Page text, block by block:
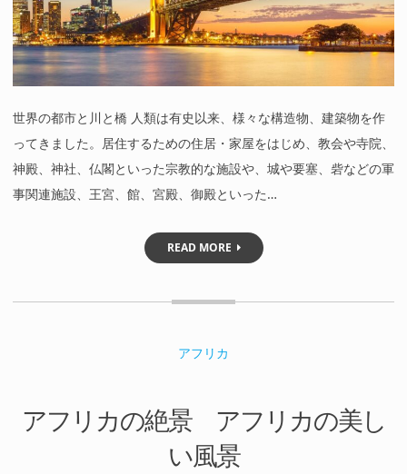
世界の都市と川と橋 人類は有史以来、様々な構造物、建築物を作
ってきました。居住するための住居・家屋をはじめ、教会や寺院、
神殿、神社、仏閣といった宗教的な施設や、城や要塞、砦などの軍
事関連施設、王宮、館、宮殿、御殿といった…
READ MORE
アフリカ
アフリカの絶景 アフリカの美し
い風景